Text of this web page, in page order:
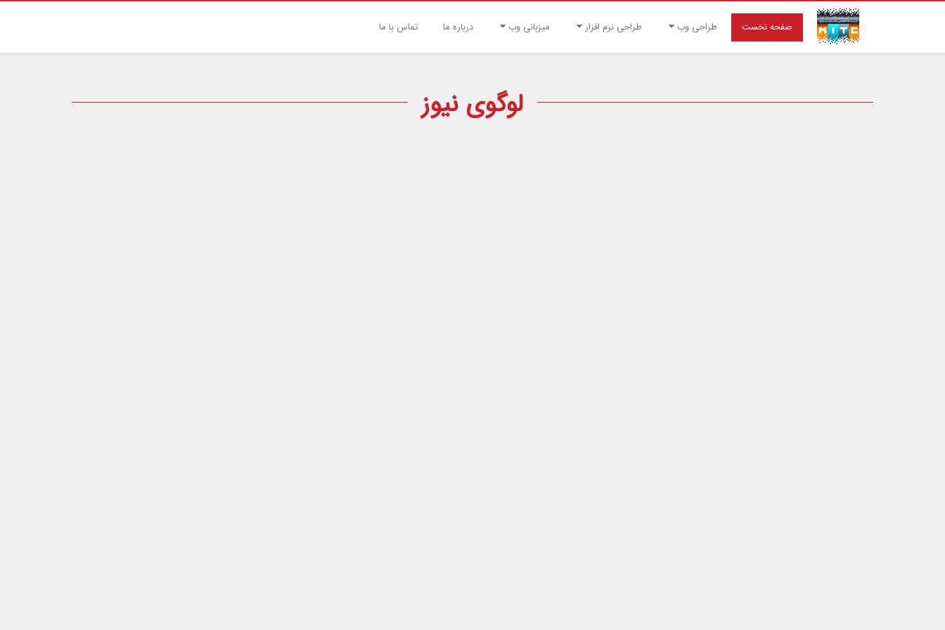
صفحه نخست طراحی وب طراحی نرم افزار میزبانی وب درباره ما تماس با ما
لوگوی نیوز